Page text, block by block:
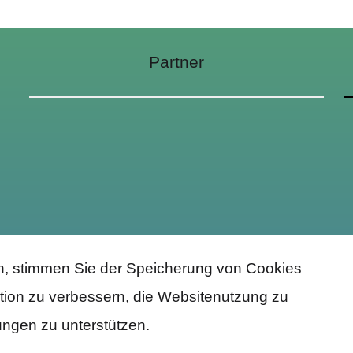
Partner
- TRAUSTI E.V. (AMTSGERICHT
stimmen Sie der Speicherung von Cookies
zu verbessern, die Websitenutzung zu
zu unterstützen.